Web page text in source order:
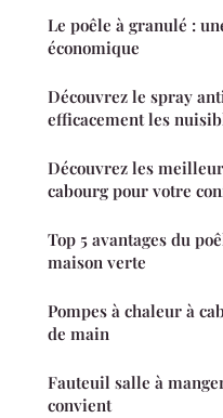
Le poêle à granulé :
économique
Découvrez le spray
efficacement les
Découvrez les
cabourg pour votre
Top 5 avantages du
maison verte
Pompes à chaleur à
de main
Fauteuil salle à
convient